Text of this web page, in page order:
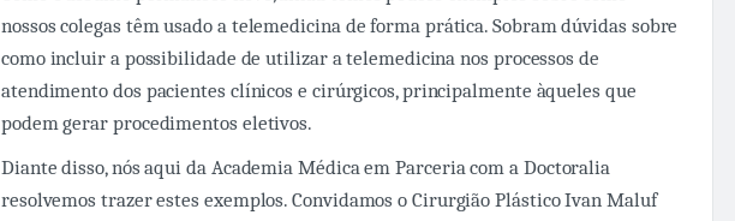
nossos colegas têm usado a telemedicina de forma prática. Sobram dúvidas sobre
como incluir a possibilidade de utilizar a telemedicina nos processos de
atendimento dos pacientes clínicos e cirúrgicos, principalmente àqueles que
podem gerar procedimentos eletivos.
Diante disso, nós aqui da Academia Médica em Parceria com a Doctoralia
resolvemos trazer estes exemplos. Convidamos o Cirurgião Plástico Ivan Maluf